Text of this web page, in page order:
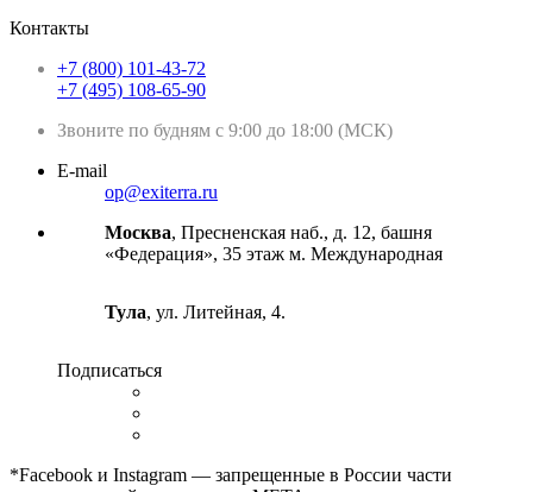
Контакты
+7 (800) 101-43-72
+7 (495) 108-65-90
Звоните по будням с 9:00 до 18:00 (МСК)
E-mail
op@exiterra.ru
Москва, Пресненская наб., д. 12, башня
«Федерация», 35 этаж м. Международная
Тула, ул. Литейная, 4.
Подписаться
*Facebook и Instagram — запрещенные в России части